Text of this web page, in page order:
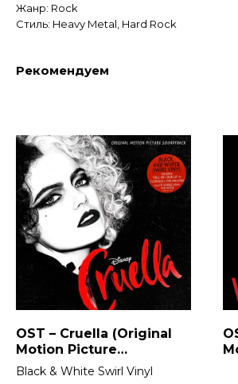
Жанр: Rock
Стиль: Heavy Metal, Hard Rock
Рекомендуем
OST – Cruella (Original
Motion Picture
Soundtrack) 2LP
Black & White Swirl Vinyl